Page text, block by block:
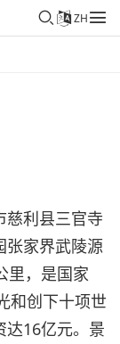
ZH
慈利县三官寺
张家界武陵源
里，是国家
和创下十项世
达16亿元。景